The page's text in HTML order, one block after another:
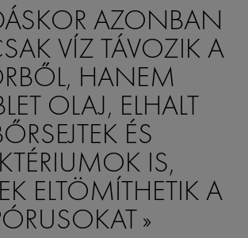
AZONBAN
VÍZ TÁVOZIK A
HANEM
OLAJ, ELHALT
ÉS
IS,
ELTÖMÍTHETIK A